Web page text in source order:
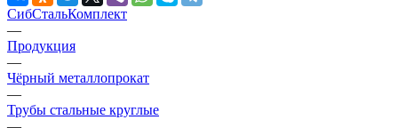
СибСтальКомплект
—
Продукция
—
Чёрный металлопрокат
—
Трубы стальные круглые